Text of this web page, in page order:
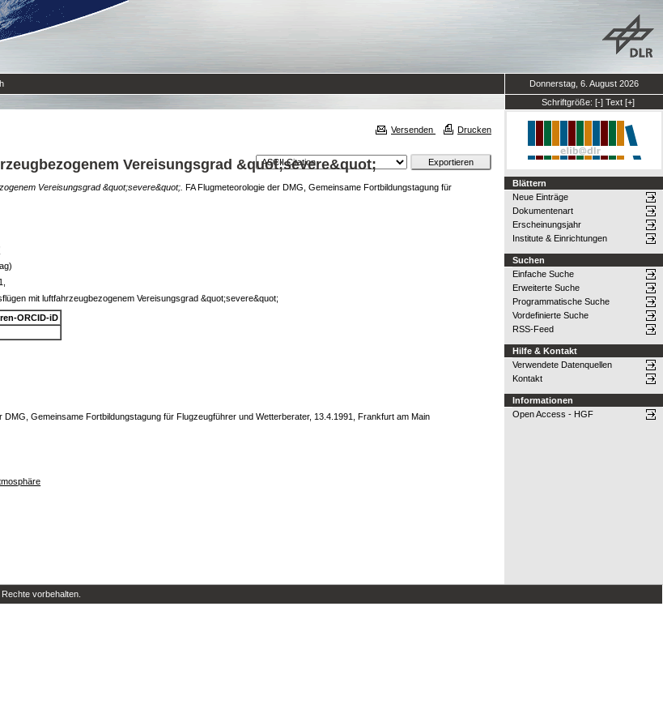
Donnerstag, 6. August 2026
Schriftgröße: [-] Text [+]
Versenden Drucken
Vereisungsgrad &quot;severe&quot;
Vereisungsgrad &quot;severe&quot;. FA Flugmeteorologie der DMG, Gemeinsame Fortbildungstagung für
mit luftfahrzeugbezogenem Vereisungsgrad &quot;severe&quot;
ORCID-iD
DMG, Gemeinsame Fortbildungstagung für Flugzeugführer und Wetterberater, 13.4.1991, Frankfurt am Main
Blättern
Neue Einträge
Dokumentenart
Erscheinungsjahr
Institute & Einrichtungen
Suchen
Einfache Suche
Erweiterte Suche
Programmatische Suche
Vordefinierte Suche
RSS-Feed
Hilfe & Kontakt
Verwendete Datenquellen
Kontakt
Informationen
Open Access - HGF
vorbehalten.